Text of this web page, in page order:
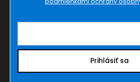
Prihlásiť sa